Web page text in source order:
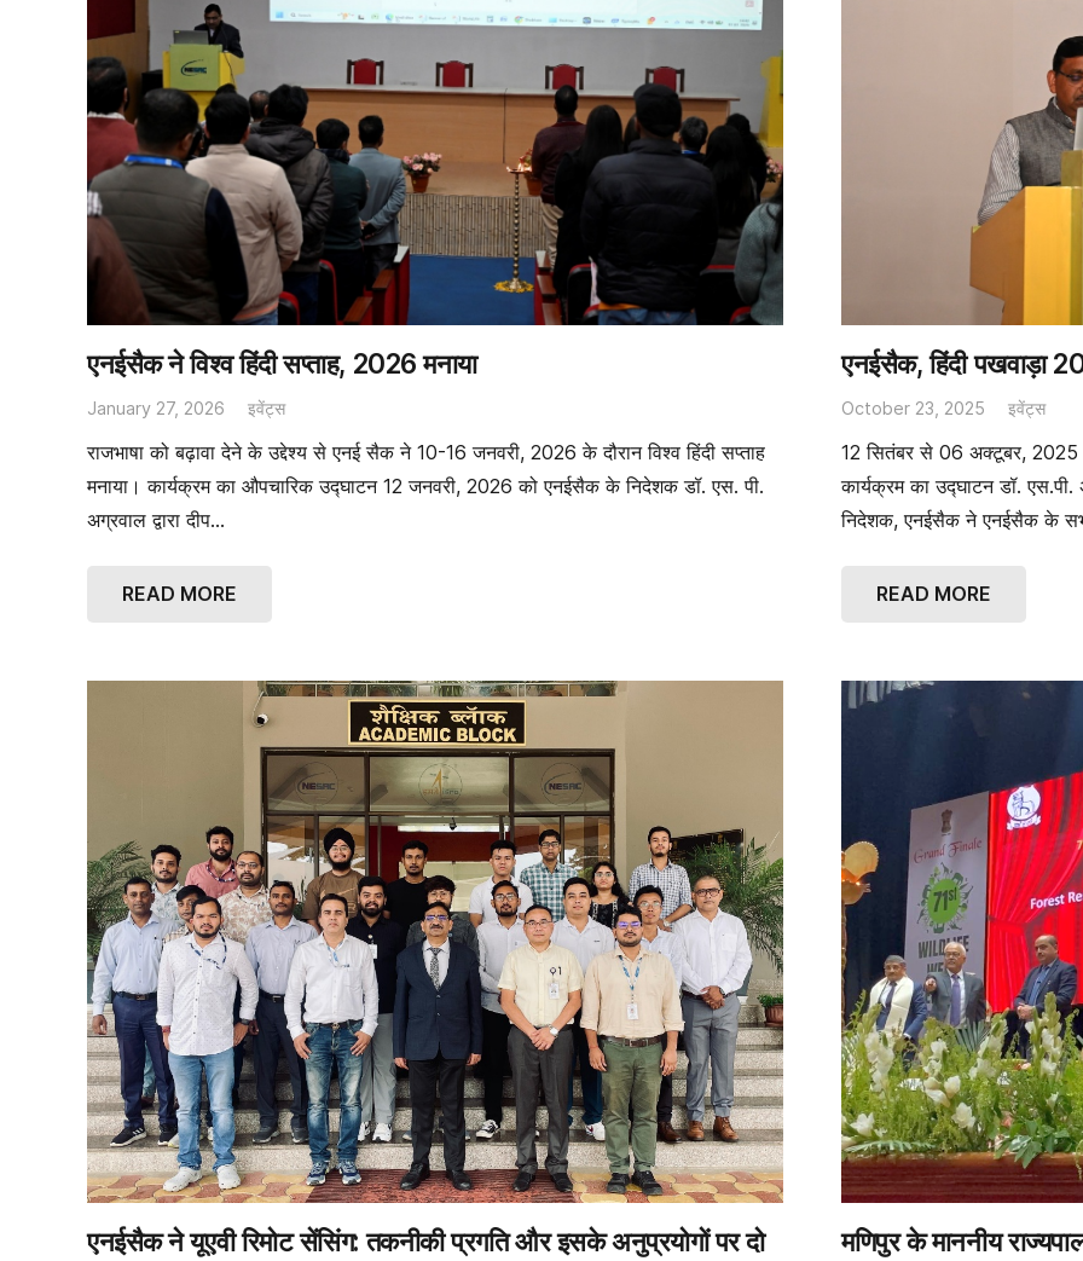
एनईसैक ने विश्व हिंदी सप्ताह, 2026 मनाया
January 27, 2026 इवेंट्स
राजभाषा को बढ़ावा देने के उद्देश्य से एनई सैक ने 10-16 जनवरी, 2026 के दौरान विश्व हिंदी सप्ताह
मनाया। कार्यक्रम का औपचारिक उद्घाटन 12 जनवरी, 2026 को एनईसैक के निदेशक डॉ. एस. पी.
अग्रवाल द्वारा दीप…
READ MORE
एनईसैक, हिंदी पखवाड़ा
October 23, 2025 इवेंट्स
12 सितंबर से 06 अक्टूबर, 2025
कार्यक्रम का उद्घाटन डॉ.
निदेशक, एनईसैक ने एनईसैक के
READ MORE
एनईसैक ने यूएवी रिमोट सेंसिंग: तकनीकी प्रगति और इसके अनुप्रयोगों पर दो
मणिपुर के माननीय